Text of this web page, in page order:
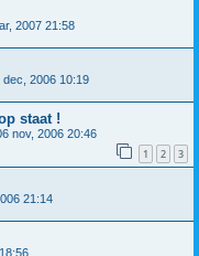
2007 21:58
dec, 2006 10:19
staat !
nov, 2006 20:46
1 2 3
21:14